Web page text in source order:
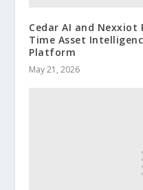
Cedar AI and
Time Asset
Platform
May 21, 2026